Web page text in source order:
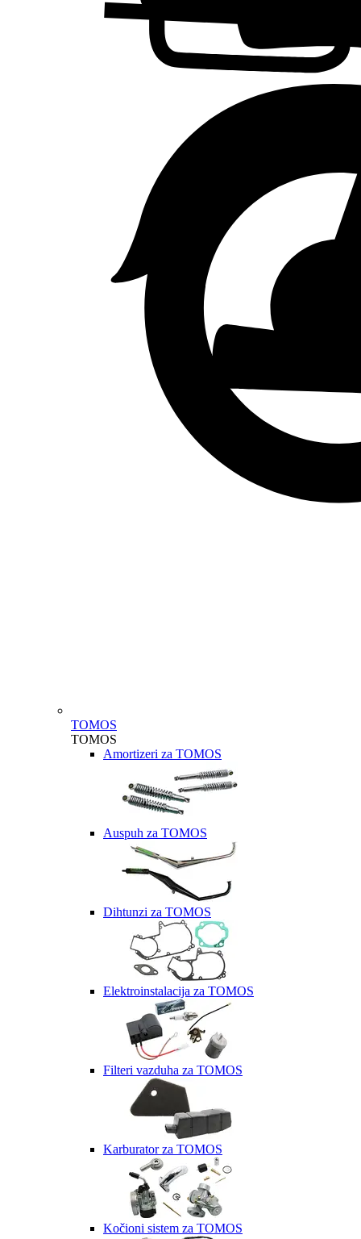
TOMOS
TOMOS
Amortizeri za TOMOS
Auspuh za TOMOS
Dihtunzi za TOMOS
Elektroinstalacija za TOMOS
Filteri vazduha za TOMOS
Karburator za TOMOS
Kočioni sistem za TOMOS